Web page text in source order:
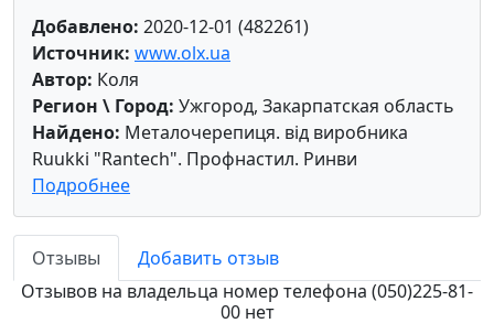
Добавлено: 2020-12-01 (482261)
Источник: www.olx.ua
Автор: Коля
Регион \ Город: Ужгород, Закарпатская область
Найдено: Металочерепиця. від виробника
Ruukki "Rantech". Профнастил. Ринви
Подробнее
Отзывы
Добавить отзыв
Отзывов на владельца номер телефона (050)225-81-
00 нет